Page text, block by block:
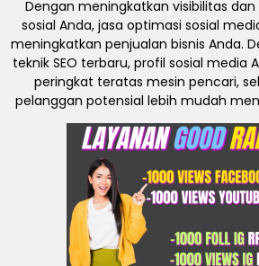
Dengan meningkatkan visibilitas
sosial Anda, jasa optimasi sosial
meningkatkan penjualan bisnis Anda.
teknik SEO terbaru, profil sosial media
peringkat teratas mesin pencari,
pelanggan potensial lebih mudah